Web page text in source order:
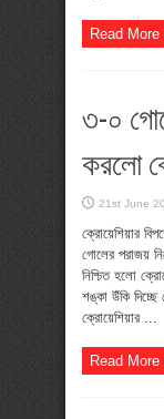
Read More
৩-০
করলো
21st June
ক্রোয়েশিয়ার
গোলের পরাজয়
নিশ্চিত হলো
শঙ্কা উঁকি
ক্রোয়েশিয়ার ...
Read More